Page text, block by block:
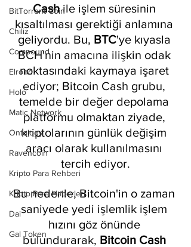
BitTorrent Coin
Chiliz
Compound
Elrond
Holo
Matic Network
Ontology
Ravencoin
Kripto Para Rehberi
Kripto Para Haberleri
Dai
Gal Token
Cash ile işlem süresinin
kısaltılması gerektiği anlamına
geliyordu. Bu, BTC'ye kıyasla
BCH'nin amacına ilişkin odak
noktasındaki kaymaya işaret
ediyor; Bitcoin Cash grubu,
temelde bir değer depolama
platformu olmaktan ziyade,
kriptolarının günlük değişim
aracı olarak kullanılmasını
tercih ediyor.
Bu nedenle, Bitcoin'in o zaman
saniyede yedi işlemlik işlem
hızını göz önünde
bulundurarak, Bitcoin Cash